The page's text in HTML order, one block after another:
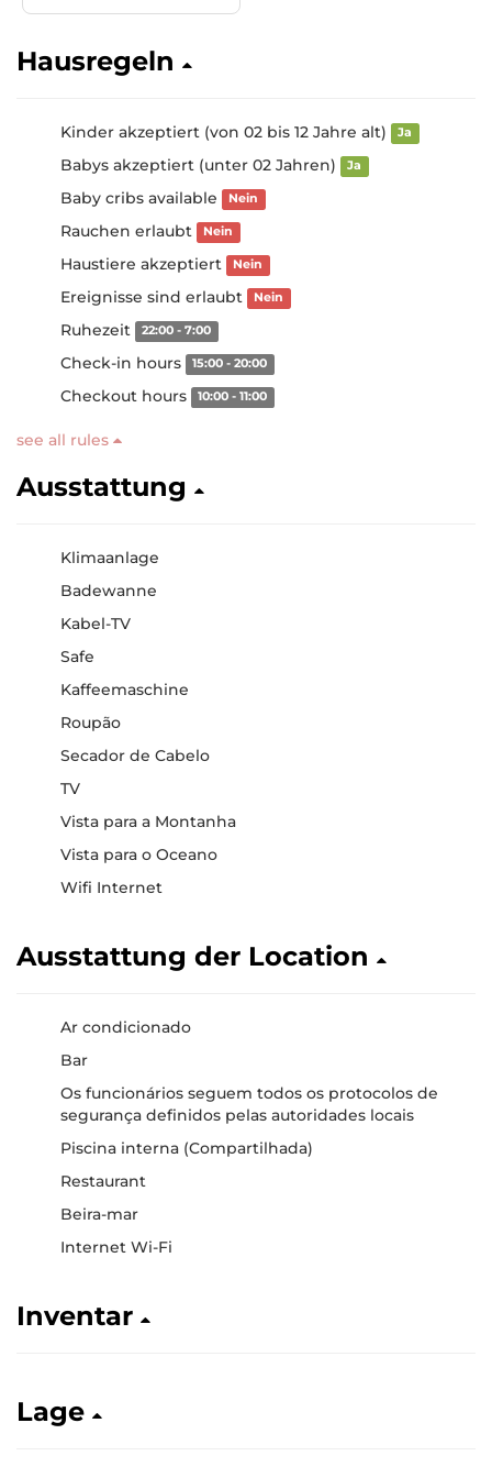
Hausregeln
Kinder akzeptiert (von 02 bis 12 Jahre alt) Ja
Babys akzeptiert (unter 02 Jahren) Ja
Baby cribs available Nein
Rauchen erlaubt Nein
Haustiere akzeptiert Nein
Ereignisse sind erlaubt Nein
Ruhezeit 22:00 - 7:00
Check-in hours 15:00 - 20:00
Checkout hours 10:00 - 11:00
see all rules
Ausstattung
Klimaanlage
Badewanne
Kabel-TV
Safe
Kaffeemaschine
Roupão
Secador de Cabelo
TV
Vista para a Montanha
Vista para o Oceano
Wifi Internet
Ausstattung der Location
Ar condicionado
Bar
Os funcionários seguem todos os protocolos de
segurança definidos pelas autoridades locais
Piscina interna (Compartilhada)
Restaurant
Beira-mar
Internet Wi-Fi
Inventar
Lage